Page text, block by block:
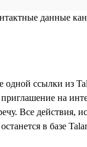
данные
ссылки из
на
Все действия,
в базе